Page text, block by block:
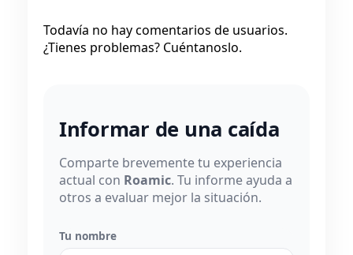
Todavía no hay comentarios de usuarios.
¿Tienes problemas? Cuéntanoslo.
Informar de una caída
Comparte brevemente tu experiencia
actual con Roamic. Tu informe ayuda a
otros a evaluar mejor la situación.
Tu nombre